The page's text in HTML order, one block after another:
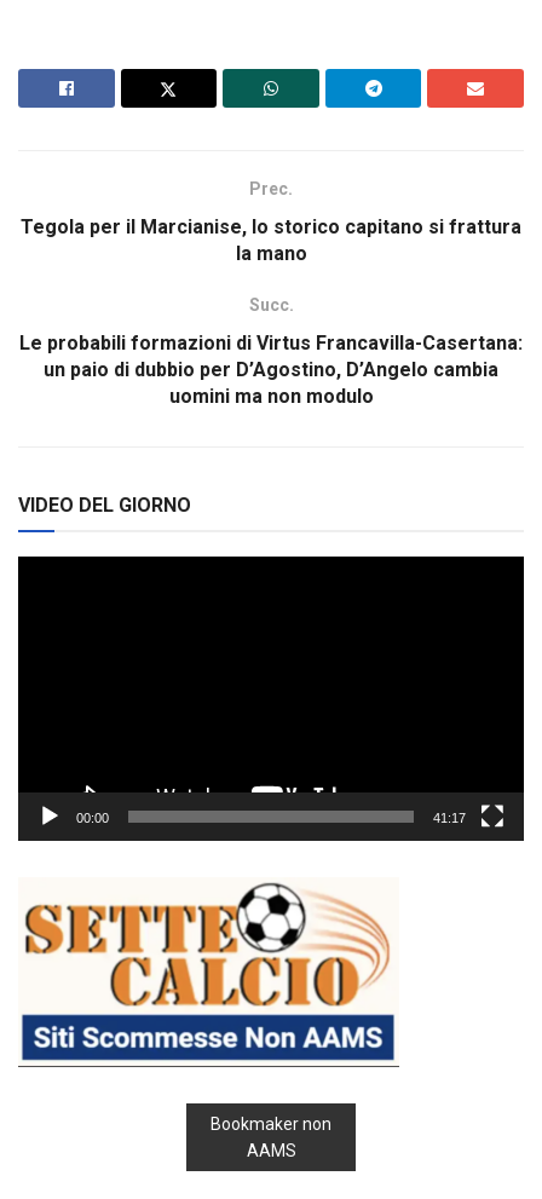
Prec.
Tegola per il Marcianise, lo storico capitano si frattura
la mano
Succ.
Le probabili formazioni di Virtus Francavilla-Casertana:
un paio di dubbio per D’Agostino, D’Angelo cambia
uomini ma non modulo
VIDEO DEL GIORNO
00:00 41:17
Bookmaker non
AAMS